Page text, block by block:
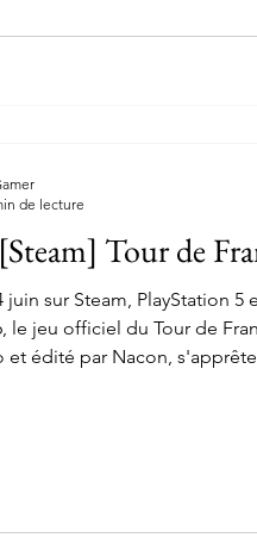
Tour de
sur Steam, PlayStation 5
le jeu officiel du Tour de
et édité par Nacon,
de lecture